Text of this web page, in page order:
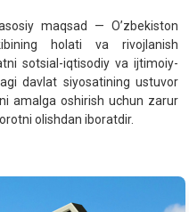
maqsad — Oʼzbekiston
holati va rivojlanish
sotsial-iqtisodiy va ijtimoiy-
davlat siyosatining ustuvor
amalga oshirish uchun zarur
olishdan iboratdir.